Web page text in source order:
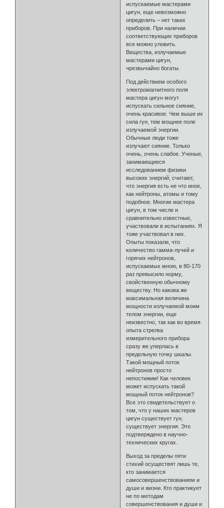
испускаемые мастерами
цигун, еще невозможно
определить – нет таких
приборов. При наличии
соответствующих приборов
все можно уловить.
Вещества, излучаемые
мастерами цигун,
чрезвычайно богаты.
Под действием особого
электромагнитного поля
мастера цигун могут
испускать сильное сияние,
очень красивое. Чем выше их
сила гун, тем мощнее поле
излучаемой энергии.
Обычные люди тоже
излучают сияние. Только
очень, очень слабое. Ученые,
занимающиеся
исследованием физики
высоких энергий, считают,
что энергия есть не что иное,
как нейтроны, атомы и тому
подобное. Многие мастера
цигун, в том числе и
сравнительно известные,
участвовали в испытаниях. Я
тоже участвовал в них.
Опыты показали, что
количество гамма-лучей и
горячих нейтронов,
испускаемых мною, в 80-170
раз превысило норму,
свойственную обычному
веществу. Но какова же
максимальная величина
мощности излучаемой моим
телом энергии, еще
неизвестно, так как во время
опыта стрелка
измерительного прибора
сразу же уперлась в
предельную точку шкалы.
Такой мощный поток
нейтронов просто
непостижим! Как человек
может испускать такой
мощный поток нейтронов?
Все это свидетельствует о
том, что у наших мастеров
цигун существует гун,
существует энергия. Это
подтверждено в научно-
технических кругах.
Выход за пределы пяти
стихий осуществят лишь те,
кто занимается
самосовершенствованием и
души и жизни. Кто практикует
не по методам
совершенствования и души и